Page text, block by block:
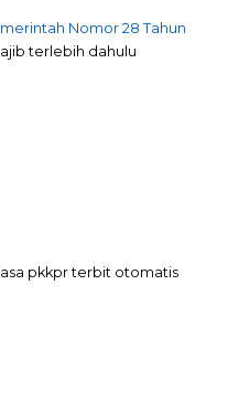
Nomor 28 Tahun
terlebih dahulu
pkkpr terbit otomatis